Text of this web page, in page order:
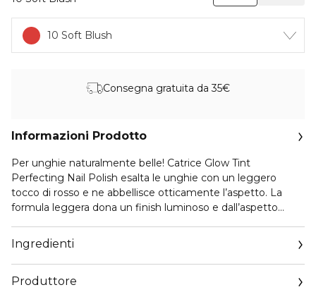
10 Soft Blush
Consegna gratuita da 35€
Informazioni Prodotto
Per unghie naturalmente belle! Catrice Glow Tint
Perfecting Nail Polish esalta le unghie con un leggero
tocco di rosso e ne abbellisce otticamente l’aspetto. La
formula leggera dona un finish luminoso e dall’aspetto
Arricchito con acido glicolico ed estratti botanici, combina
cura e colore per unghie levigate senza sforzo. Indossalo da
solo per un effetto delicato e curato o aumenta l’intensità
con una seconda passata. Non è necessaria alcuna base o
Ingredienti
Produttore